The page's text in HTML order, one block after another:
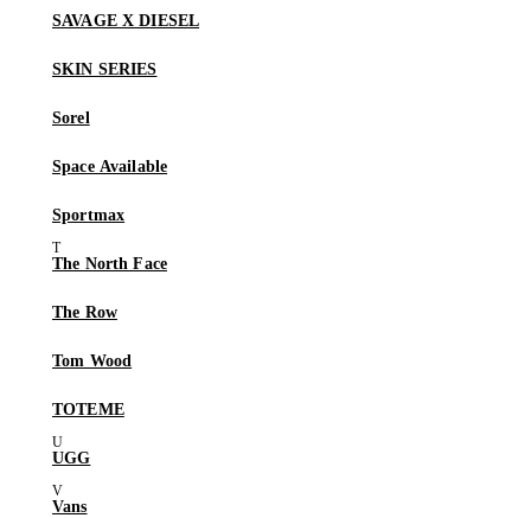
SAVAGE X DIESEL
SKIN SERIES
Sorel
Space Available
Sportmax
The North Face
The Row
Tom Wood
TOTEME
UGG
Vans